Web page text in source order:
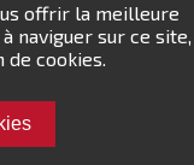
offrir la meilleure
naviguer sur ce site,
cookies.
la plus lente
864s